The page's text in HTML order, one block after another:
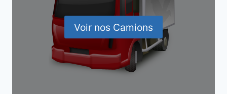
Voir nos Camions